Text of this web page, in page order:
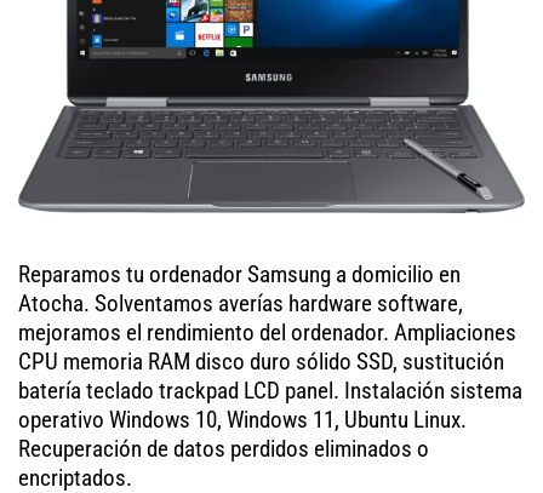
Reparamos tu ordenador Samsung a domicilio en
Atocha. Solventamos averías hardware software,
mejoramos el rendimiento del ordenador. Ampliaciones
CPU memoria RAM disco duro sólido SSD, sustitución
batería teclado trackpad LCD panel. Instalación sistema
operativo Windows 10, Windows 11, Ubuntu Linux.
Recuperación de datos perdidos eliminados o
encriptados.